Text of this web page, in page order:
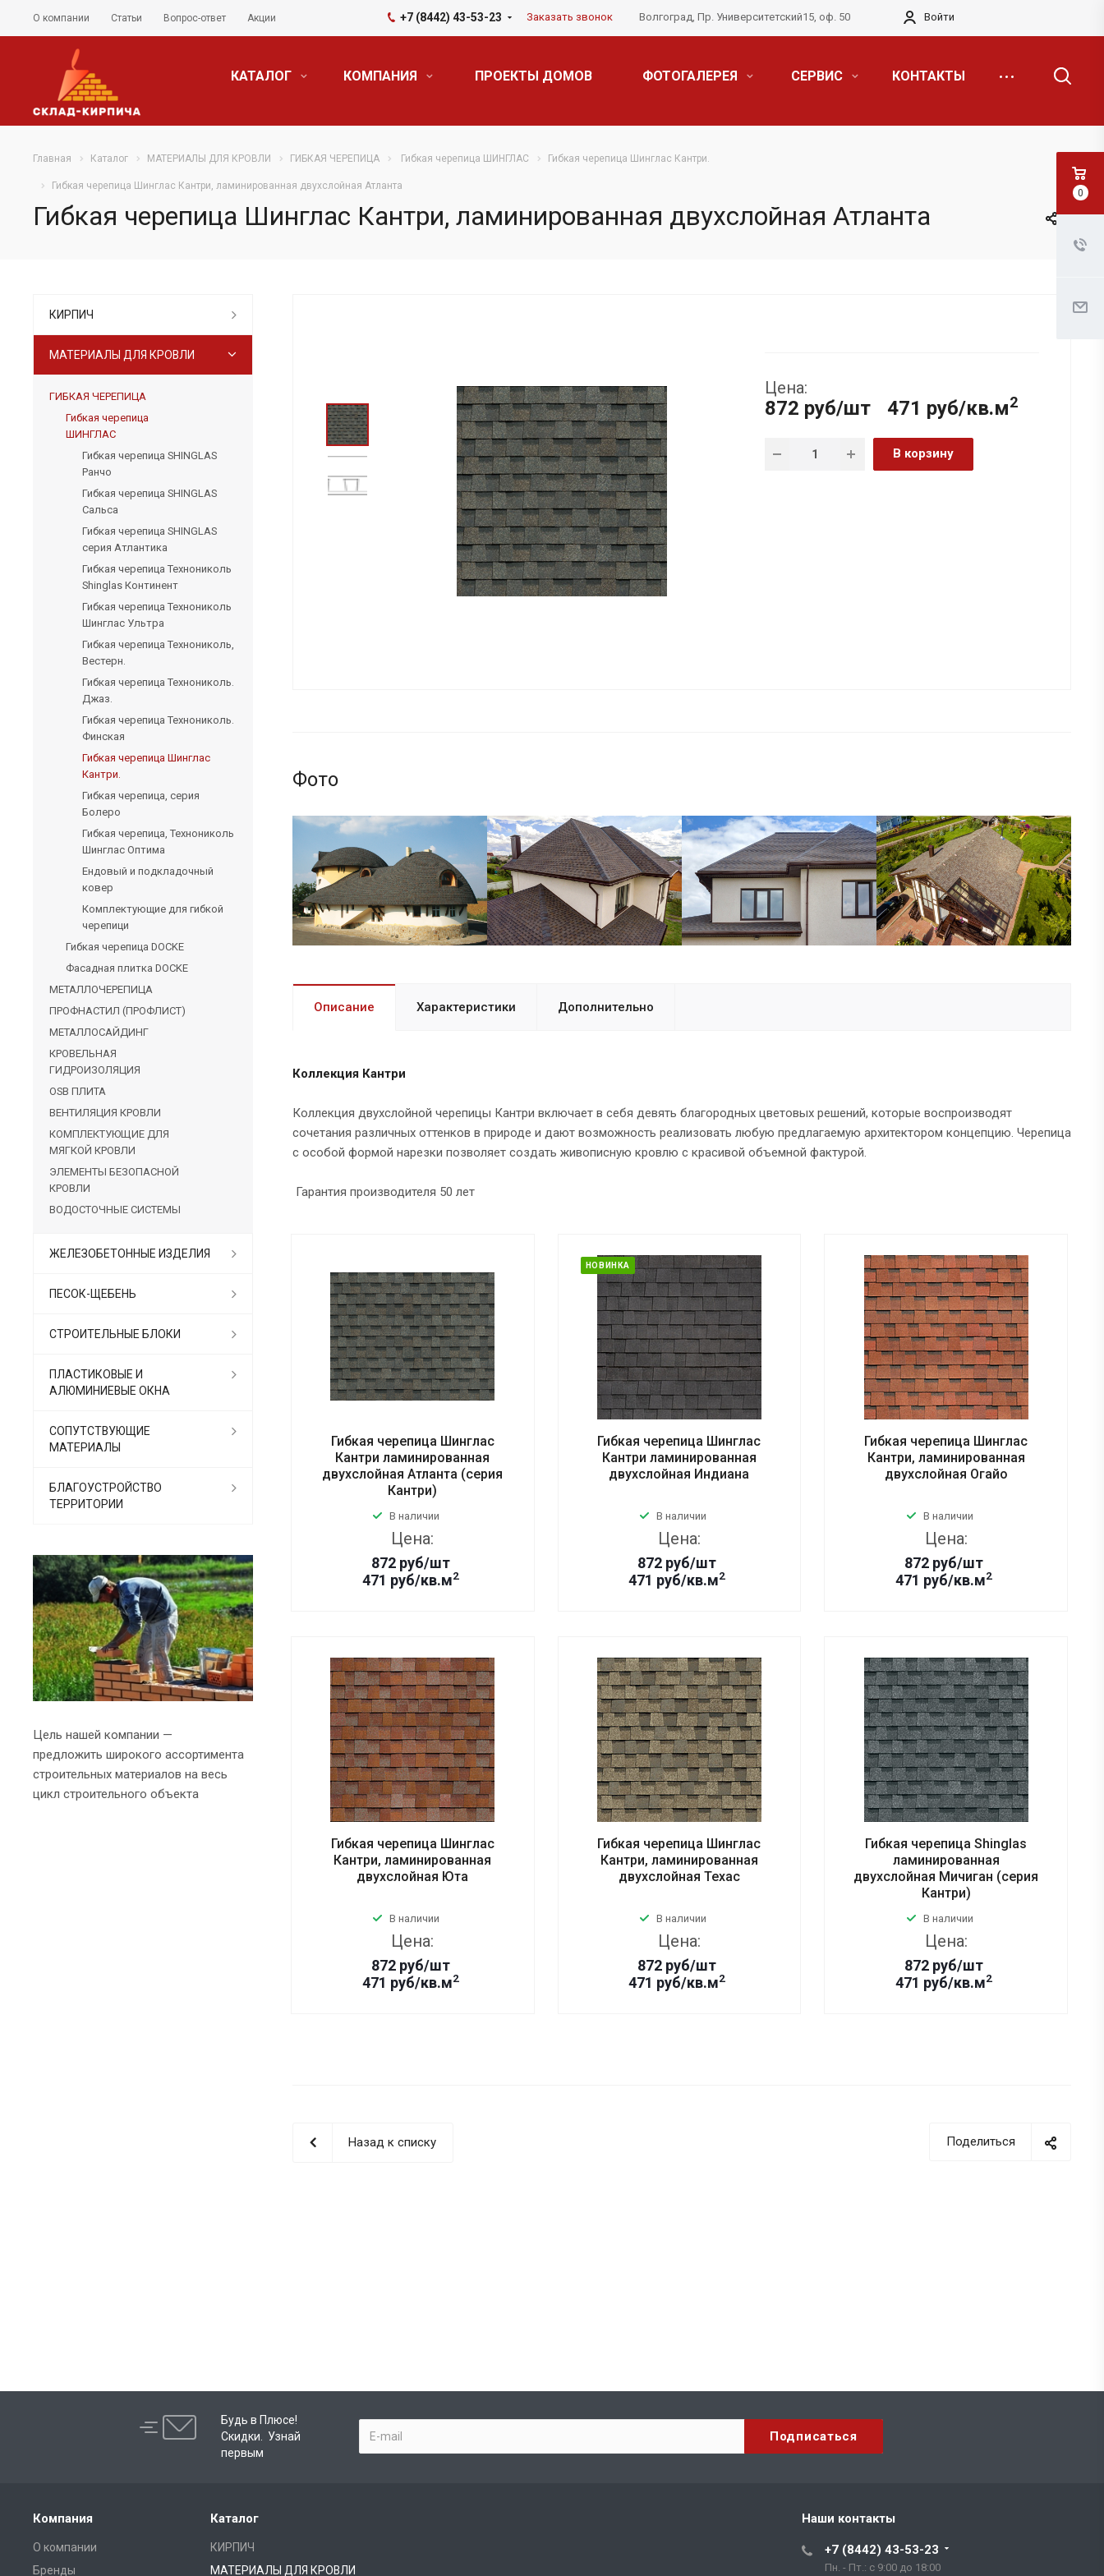
О компании Статьи Вопрос-ответ Акции +7 (8442) 43-53-23 Заказать звонок Волгоград, Пр. Университетский15, оф. 50 Войти
КАТАЛОГ КОМПАНИЯ ПРОЕКТЫ ДОМОВ ФОТОГАЛЕРЕЯ СЕРВИС КОНТАКТЫ
Главная Каталог МАТЕРИАЛЫ ДЛЯ КРОВЛИ ГИБКАЯ ЧЕРЕПИЦА Гибкая черепица ШИНГЛАС Гибкая черепица Шинглас Кантри.
Гибкая черепица Шинглас Кантри, ламинированная двухслойная Атланта
Гибкая черепица Шинглас Кантри, ламинированная двухслойная Атланта
Цена:
872 руб/шт 471 руб/кв.м2
В корзину
Фото
Описание Характеристики Дополнительно
Коллекция Кантри
Коллекция двухслойной черепицы Кантри включает в себя девять благородных цветовых решений, которые воспроизводят
сочетания различных оттенков в природе и дают возможность реализовать любую предлагаемую архитектором концепцию. Черепица
с особой формой нарезки позволяет создать живописную кровлю с красивой объемной фактурой.
Гарантия производителя 50 лет
Гибкая черепица Шинглас
Кантри ламинированная
двухслойная Атланта (серия
Кантри)
В наличии
Цена:
872 руб/шт
471 руб/кв.м2
НОВИНКА
Гибкая черепица Шинглас
Кантри ламинированная
двухслойная Индиана
В наличии
Цена:
872 руб/шт
471 руб/кв.м2
Гибкая черепица Шинглас
Кантри, ламинированная
двухслойная Огайо
В наличии
Цена:
872 руб/шт
471 руб/кв.м2
Гибкая черепица Шинглас
Кантри, ламинированная
двухслойная Юта
В наличии
Цена:
872 руб/шт
471 руб/кв.м2
Гибкая черепица Шинглас
Кантри, ламинированная
двухслойная Техас
В наличии
Цена:
872 руб/шт
471 руб/кв.м2
Гибкая черепица Shinglas
ламинированная
двухслойная Мичиган (серия
Кантри)
В наличии
Цена:
872 руб/шт
471 руб/кв.м2
Поделиться
Назад к списку
КИРПИЧ
МАТЕРИАЛЫ ДЛЯ КРОВЛИ
ГИБКАЯ ЧЕРЕПИЦА
Гибкая черепица
ШИНГЛАС
Гибкая черепица SHINGLAS
Ранчо
Гибкая черепица SHINGLAS
Сальса
Гибкая черепица SHINGLAS
серия Атлантика
Гибкая черепица Технониколь
Shinglas Континент
Гибкая черепица Технониколь
Шинглас Ультра
Гибкая черепица Технониколь,
Вестерн.
Гибкая черепица Технониколь.
Джаз.
Гибкая черепица Технониколь.
Финская
Гибкая черепица Шинглас
Кантри.
Гибкая черепица, серия
Болеро
Гибкая черепица, Технониколь
Шинглас Оптима
Ендовый и подкладочный
ковер
Комплектующие для гибкой
черепици
Гибкая черепица DOCKE
Фасадная плитка DOCKE
МЕТАЛЛОЧЕРЕПИЦА
ПРОФНАСТИЛ (ПРОФЛИСТ)
МЕТАЛЛОСАЙДИНГ
КРОВЕЛЬНАЯ
ГИДРОИЗОЛЯЦИЯ
OSB ПЛИТА
ВЕНТИЛЯЦИЯ КРОВЛИ
КОМПЛЕКТУЮЩИЕ ДЛЯ
МЯГКОЙ КРОВЛИ
ЭЛЕМЕНТЫ БЕЗОПАСНОЙ
КРОВЛИ
ВОДОСТОЧНЫЕ СИСТЕМЫ
ЖЕЛЕЗОБЕТОННЫЕ ИЗДЕЛИЯ
ПЕСОК-ЩЕБЕНЬ
СТРОИТЕЛЬНЫЕ БЛОКИ
ПЛАСТИКОВЫЕ И
АЛЮМИНИЕВЫЕ ОКНА
СОПУТСТВУЮЩИЕ
МАТЕРИАЛЫ
БЛАГОУСТРОЙСТВО
ТЕРРИТОРИИ
Цель нашей компании —
предложить широкого ассортимента
строительных материалов на весь
цикл строительного объекта
Будь в Плюсе!
Скидки. Узнай
первым
Компания
О компании
Бренды
Каталог
КИРПИЧ
МАТЕРИАЛЫ ДЛЯ КРОВЛИ
Наши контакты
+7 (8442) 43-53-23
Пн. - Пт.: с 9:00 до 18:00
0